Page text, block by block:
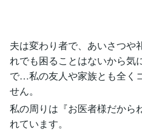
夫は変わり者で、あいさつや
れでも困ることはないから気
で…私の友人や家族とも全く
せん。
私の周りは『お医者様だから
れています。